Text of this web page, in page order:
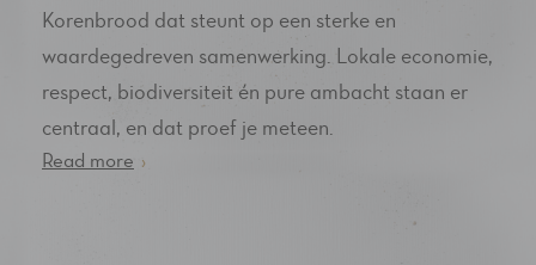
Korenbrood dat steunt op een sterke en
waardegedreven samenwerking. Lokale economie,
respect, biodiversiteit én pure ambacht staan er
centraal, en dat proef je meteen.
›
Read more